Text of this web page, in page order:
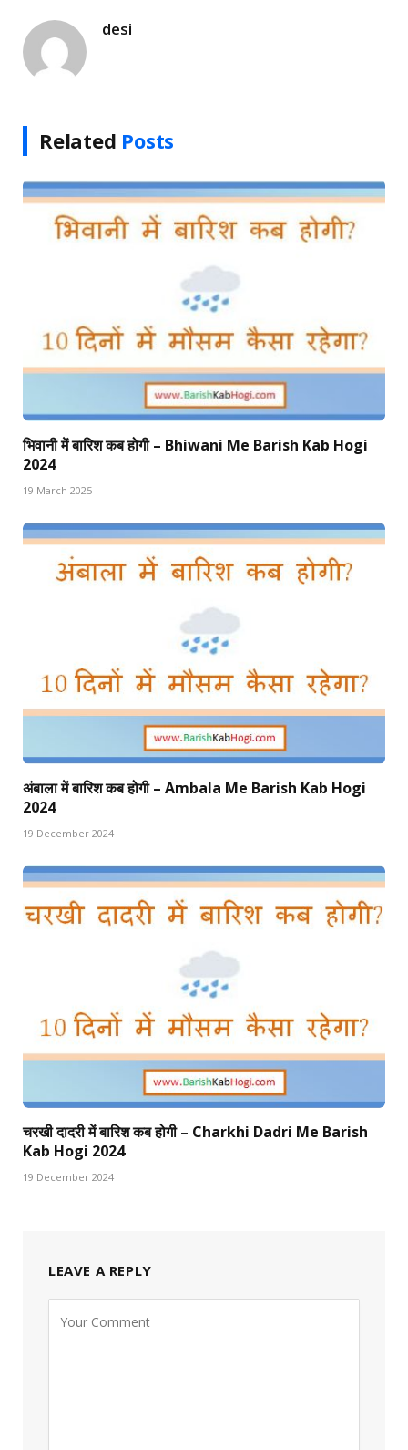
desi
Related Posts
भिवानी में बारिश कब होगी – Bhiwani Me Barish Kab Hogi
2024
19 March 2025
अंबाला में बारिश कब होगी – Ambala Me Barish Kab Hogi
2024
19 December 2024
चरखी दादरी में बारिश कब होगी – Charkhi Dadri Me Barish
Kab Hogi 2024
19 December 2024
LEAVE A REPLY